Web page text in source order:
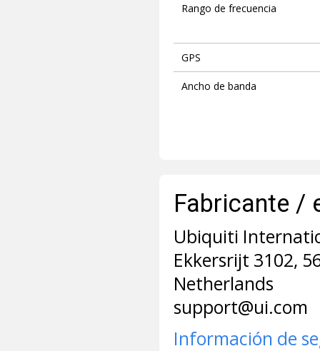
Rango de frecuencia
GPS
Ancho de banda
Fabricante /
Ubiquiti
Ekkersrijt 3102,
Netherlands
support@ui.com
Información de